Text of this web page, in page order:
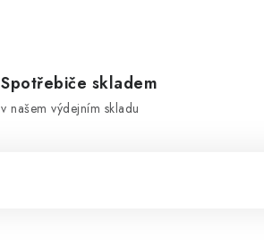
Spotřebiče skladem
v našem výdejním skladu